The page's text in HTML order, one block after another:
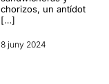
chorizos, un antídot
[…]
8 juny 2024